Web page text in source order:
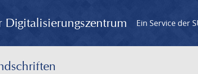
Digitalisierungszentrum Ein Service der